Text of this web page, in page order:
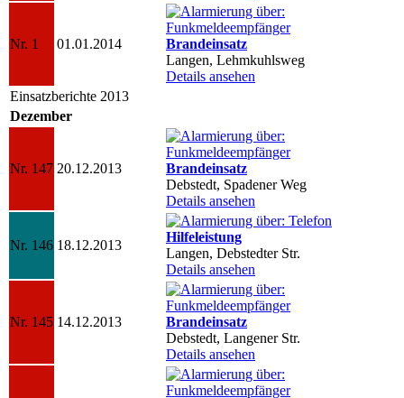
Nr. 1 01.01.2014
Brandeinsatz
Langen, Lehmkuhlsweg
Details ansehen
Einsatzberichte 2013
Dezember
Nr. 147 20.12.2013
Brandeinsatz
Debstedt, Spadener Weg
Details ansehen
Nr. 146 18.12.2013
Hilfeleistung
Langen, Debstedter Str.
Details ansehen
Nr. 145 14.12.2013
Brandeinsatz
Debstedt, Langener Str.
Details ansehen